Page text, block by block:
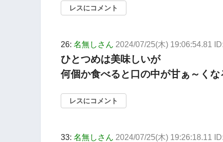
レスにコメント
26: 名無しさん 2024/07/25(木) 19:06:54.81
ひとつめは美味しいが
何個か食べると口の中が甘ぁ～くな
レスにコメント
33: 名無しさん 2024/07/25(木) 19:26:18.11